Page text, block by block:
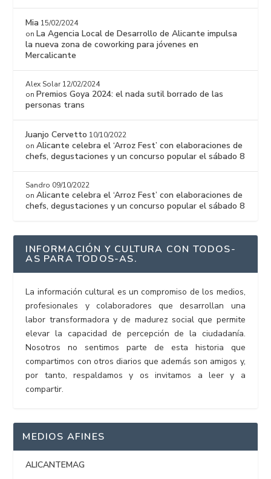
Mia 15/02/2024
onLa Agencia Local de Desarrollo de Alicante impulsa
la nueva zona de coworking para jóvenes en
Mercalicante
Alex Solar 12/02/2024
onPremios Goya 2024: el nada sutil borrado de las
personas trans
Juanjo Cervetto 10/10/2022
onAlicante celebra el ‘Arroz Fest’ con elaboraciones de
chefs, degustaciones y un concurso popular el sábado 8
Sandro 09/10/2022
onAlicante celebra el ‘Arroz Fest’ con elaboraciones de
chefs, degustaciones y un concurso popular el sábado 8
INFORMACIÓN Y CULTURA CON TODOS-
AS PARA TODOS-AS.
La información cultural es un compromiso de los medios,
profesionales y colaboradores que desarrollan una
labor transformadora y de madurez social que permite
elevar la capacidad de percepción de la ciudadanía.
Nosotros no sentimos parte de esta historia que
compartimos con otros diarios que además son amigos y,
por tanto, respaldamos y os invitamos a leer y a
compartir.
MEDIOS AFINES
ALICANTEMAG